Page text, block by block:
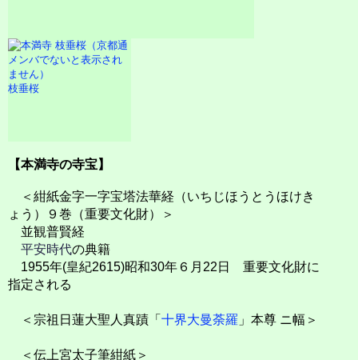
枝垂桜
【本満寺の寺宝】
＜紺紙金字一字宝塔法華経（いちじほうとうほけき
ょう）９巻（重要文化財）＞
並観普賢経
平安時代の典籍
1955年(皇紀2615)昭和30年６月22日 重要文化財に
指定される
＜宗祖日蓮大聖人真蹟「 十界大曼荼羅 」本尊 ニ幅＞
＜伝上宮太子筆紺紙＞